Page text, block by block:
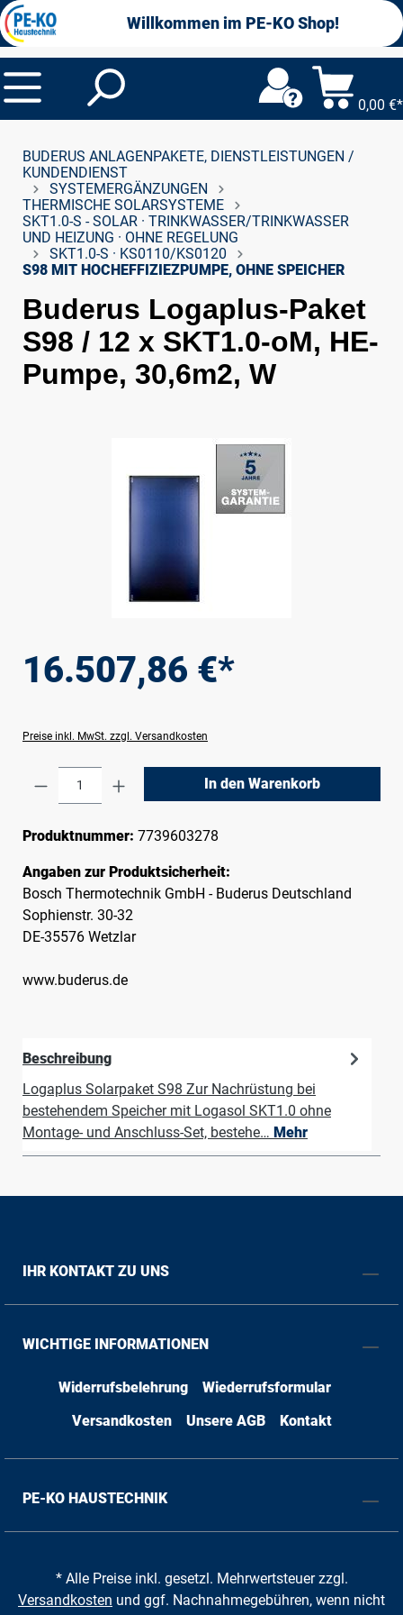
springen Willkommen im PE-KO Shop!
0,00 €*
BUDERUS ANLAGENPAKETE, DIENSTLEISTUNGEN /
KUNDENDIENST
SYSTEMERGÄNZUNGEN
THERMISCHE SOLARSYSTEME
SKT1.0-S - SOLAR · TRINKWASSER/TRINKWASSER
UND HEIZUNG · OHNE REGELUNG
SKT1.0-S · KS0110/KS0120
S98 MIT HOCHEFFIZIEZPUMPE, OHNE SPEICHER
Buderus Logaplus-Paket
S98 / 12 x SKT1.0-oM, HE-
Pumpe, 30,6m2, W
16.507,86 €*
Preise inkl. MwSt. zzgl. Versandkosten
Produkt Anzahl: Gib den gewünschten
In den Warenkorb
Produktnummer: 7739603278
Angaben zur Produktsicherheit:
Bosch Thermotechnik GmbH - Buderus Deutschland
Sophienstr. 30-32
DE-35576 Wetzlar
www.buderus.de
Beschreibung
Logaplus Solarpaket S98 Zur Nachrüstung bei
bestehendem Speicher mit Logasol SKT1.0 ohne
Montage- und Anschluss-Set, bestehe… Mehr
IHR KONTAKT ZU UNS
WICHTIGE INFORMATIONEN
Widerrufsbelehrung
Wiederrufsformular
Versandkosten
Unsere AGB Kontakt
PE-KO HAUSTECHNIK
* Alle Preise inkl. gesetzl. Mehrwertsteuer zzgl.
Versandkosten und ggf. Nachnahmegebühren, wenn nicht